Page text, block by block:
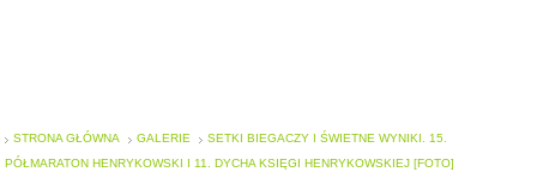
STRONA GŁÓWNA GALERIE
SETKI BIEGACZY I ŚWIETNE WYNIKI. 15.
PÓŁMARATON HENRYKOWSKI I 11. DYCHA KSIĘGI HENRYKOWSKIEJ [FOTO]